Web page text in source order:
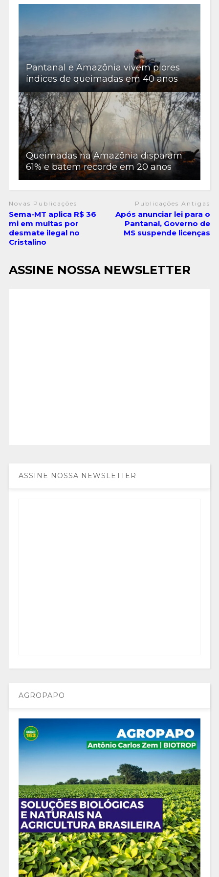
Pantanal e Amazônia vivem piores
índices de queimadas em 40 anos
Queimadas na Amazônia disparam
61% e batem recorde em 20 anos
Novas Publicações
Sema-MT aplica R$ 36
mi em multas por
desmate ilegal no
Cristalino
Publicações Antigas
Após anunciar lei para o
Pantanal, Governo de
MS suspende licenças
ASSINE NOSSA NEWSLETTER
ASSINE NOSSA NEWSLETTER
AGROPAPO